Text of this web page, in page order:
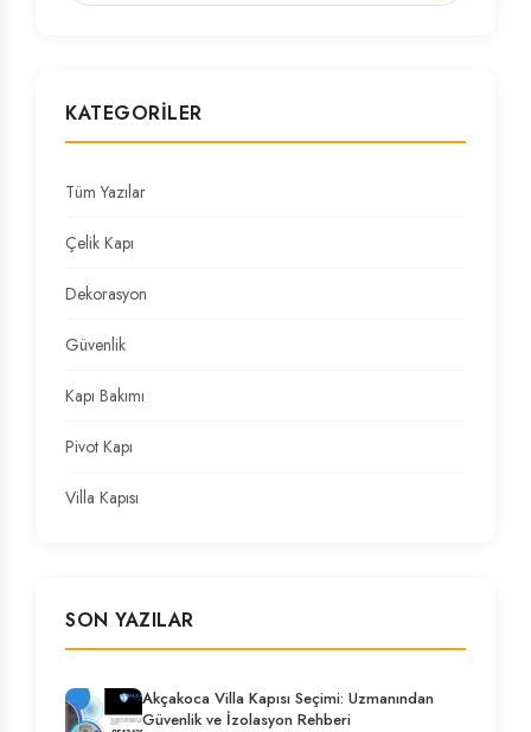
KATEGORILER
Tüm Yazılar
Çelik Kapı
Dekorasyon
Güvenlik
Kapı Bakımı
Pivot Kapı
Villa Kapısı
SON YAZILAR
Akçakoca Villa Kapısı Seçimi: Uzmanından
Güvenlik ve İzolasyon Rehberi